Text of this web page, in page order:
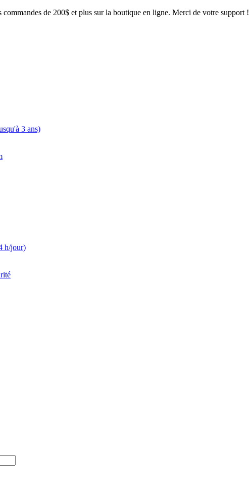
de 200$ et plus sur la boutique en ligne. Merci de votre support !
3 ans)
h/jour)